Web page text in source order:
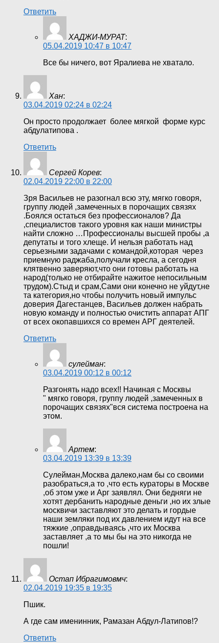
Ответить
ХАДЖИ-МУРАТ:
05.04.2019 10:47 в 10:47
Все бы ничего, вот Яралиева не хватало.
Хан:
03.04.2019 02:24 в 02:24
Он просто продолжает более мягкой форме курс
абдулатипова .
Ответить
Сергей Корев:
02.04.2019 22:00 в 22:00
Зря Васильев не разогнал всю эту, мягко говоря,
группу людей ,замеченных в порочащих связях
.Боялся остаться без профессионалов? Да
,специалистов такого уровня как наши министры
найти сложно …Профессионалы высшей пробы ,а
депутаты и того хлеще. И нельзя работать над
серьезными задачами с командой,которая через
приемную раджаба,получали кресла, а сегодня
клятвенно заверяют,что они готовы работать на
народ(только не отбирайте нажитое непосильным
трудом).Стыд и срам,Сами они конечно не уйдут,не
та категория,но чтобы получить новый импульс
доверия Дагестанцев, Васильев должен набрать
новую команду и полностью очистить аппарат АПГ
от всех окопавшихся со времен АРГ деятелей.
Ответить
сулейман:
03.04.2019 00:12 в 00:12
Разгонять надо всех!! Начиная с Москвы
" мягко говоря, группу людей ,замеченных в
порочащих связях"вся система построена на
этом.
Артем:
03.04.2019 13:39 в 13:39
Сулейман,Москва далеко,нам бы со своими
разобраться,а то ,что есть кураторы в Москве
,об этом уже и Арг заявлял. Они бедняги не
хотят дербанить народные деньги ,но их злые
москвичи заставляют это делать и гордые
наши земляки под их давлением идут на все
тяжкие ,оправдываясь ,что их Москва
заставляет ,а то мы бы на это никогда не
пошли!
Остап Ибрагимовмч:
02.04.2019 19:35 в 19:35
Пшик.
А где сам именинник, Рамазан Абдул-Латипов!?
Ответить